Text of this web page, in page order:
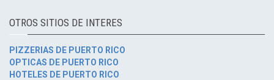
OTROS SITIOS DE INTERES
PIZZERIAS DE PUERTO RICO
OPTICAS DE PUERTO RICO
HOTELES DE PUERTO RICO